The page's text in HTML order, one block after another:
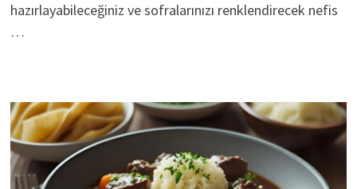
hazırlayabileceğiniz ve sofralarınızı renklendirecek nefis
…